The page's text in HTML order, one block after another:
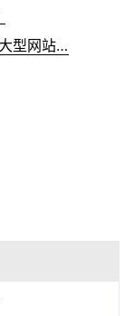
宝塔面板支持哪些类型的数据库，对于大型网站来说性能如何？